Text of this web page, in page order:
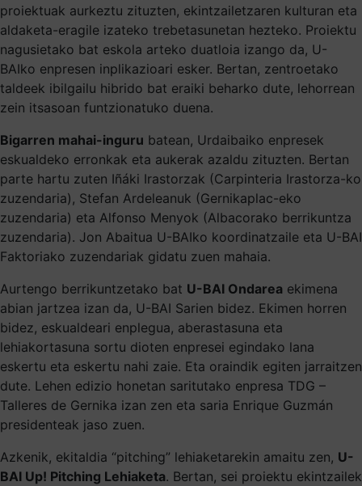
proiektuak aurkeztu zituzten, ekintzailetzaren kulturan eta
aldaketa-eragile izateko trebetasunetan hezteko. Proiektu
nagusietako bat eskola arteko duatloia izango da, U-
BAIko enpresen inplikazioari esker. Bertan, zentroetako
taldeek ibilgailu hibrido bat eraiki beharko dute, lehorrean
zein itsasoan funtzionatuko duena.
Bigarren mahai-inguru batean, Urdaibaiko enpresek
eskualdeko erronkak eta aukerak azaldu zituzten. Bertan
parte hartu zuten Iñáki Irastorzak (Carpinteria Irastorza-ko
zuzendaria), Stefan Ardeleanuk (Gernikaplac-eko
zuzendaria) eta Alfonso Menyok (Albacorako berrikuntza
zuzendaria). Jon Abaitua U-BAIko koordinatzaile eta U-BAI
Faktoriako zuzendariak gidatu zuen mahaia.
Aurtengo berrikuntzetako bat U-BAI Ondarea ekimena
abian jartzea izan da, U-BAI Sarien bidez. Ekimen horren
bidez, eskualdeari enplegua, aberastasuna eta
lehiakortasuna sortu dioten enpresei egindako lana
eskertu eta eskertu nahi zaie. Eta oraindik egiten jarraitzen
dute. Lehen edizio honetan saritutako enpresa TDG –
Talleres de Gernika izan zen eta saria Enrique Guzmán
presidenteak jaso zuen.
Azkenik, ekitaldia “pitching” lehiaketarekin amaitu zen, U-
BAI Up! Pitching Lehiaketa. Bertan, sei proiektu ekintzailek